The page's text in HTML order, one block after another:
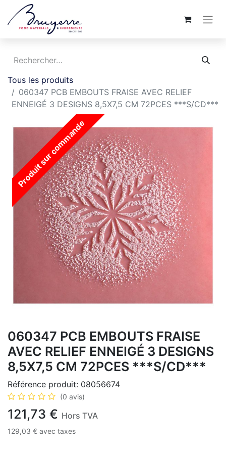
Tous les produits
060347 PCB EMBOUTS FRAISE AVEC RELIEF
ENNEIGÉ 3 DESIGNS 8,5X7,5 CM 72PCES ***S/CD***
Produit sur commande
060347 PCB EMBOUTS FRAISE
AVEC RELIEF ENNEIGÉ 3 DESIGNS
8,5X7,5 CM 72PCES ***S/CD***
Référence produit: 08056674
(0 avis)
121,73 € Hors TVA
129,03 € avec taxes